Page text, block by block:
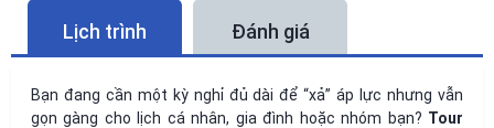
Lịch trình Đánh giá
Bạn đang cần một kỳ nghỉ đủ dài để “xả” áp lực nhưng vẫn
gọn gàng cho lịch cá nhân, gia đình hoặc nhóm bạn? Tour